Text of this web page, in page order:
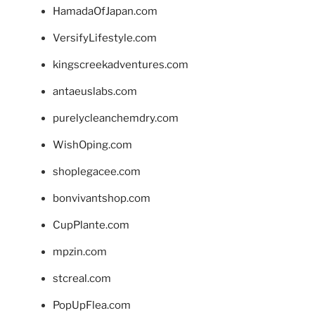
HamadaOfJapan.com
VersifyLifestyle.com
kingscreekadventures.com
antaeuslabs.com
purelycleanchemdry.com
WishOping.com
shoplegacee.com
bonvivantshop.com
CupPlante.com
mpzin.com
stcreal.com
PopUpFlea.com